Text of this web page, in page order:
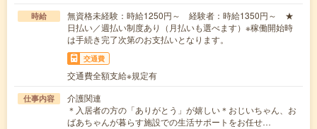
時給
無資格未経験：時給1250円～ 経験者：時給1350円～ ★
日払い／週払い制度あり（月払いも選べます）※稼働開始時
は手続き完了次第のお支払いとなります。
交通費
交通費全額支給※規定有
仕事内容
介護関連
＊入居者の方の「ありがとう」が嬉しい＊おじいちゃん、お
ばあちゃんが暮らす施設での生活サポートをお任せ…